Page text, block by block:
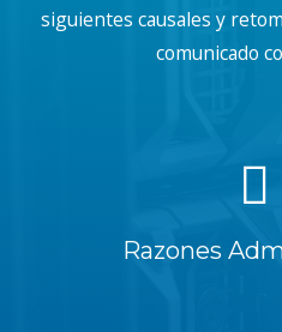
siguientes causales y
comunicado
Razones